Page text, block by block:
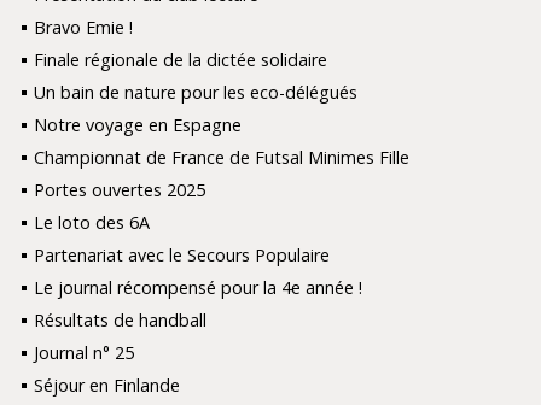
Bravo Emie !
Finale régionale de la dictée solidaire
Un bain de nature pour les eco-délégués
Notre voyage en Espagne
Championnat de France de Futsal Minimes Fille
Portes ouvertes 2025
Le loto des 6A
Partenariat avec le Secours Populaire
Le journal récompensé pour la 4e année !
Résultats de handball
Journal n° 25
Séjour en Finlande